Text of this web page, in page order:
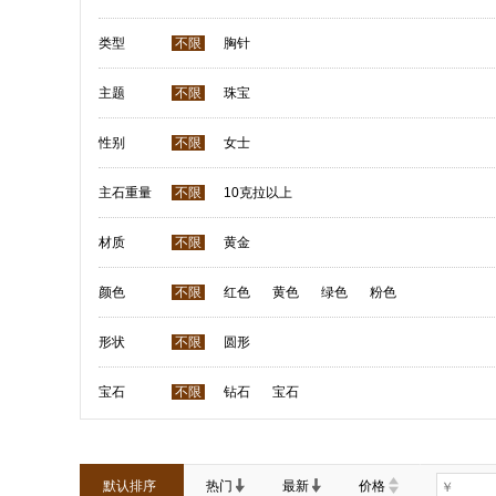
类型 不限 胸针
主题 不限 珠宝
性别 不限 女士
主石重量 不限 10克拉以上
材质 不限 黄金
颜色 不限 红色 黄色 绿色 粉色
形状 不限 圆形
宝石 不限 钻石 宝石
默认排序 热门 最新 价格